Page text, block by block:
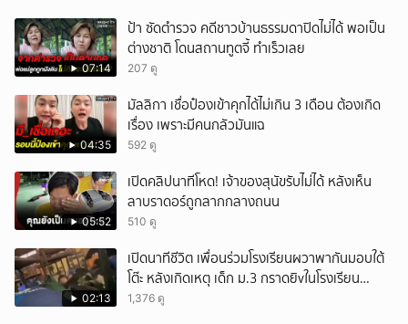
07:14
ป้า ซัดตำรวจ คดีชาวบ้านธรรมดาปิดไม่ได้ พอเป็น
ต่างชาติ โดนสถานทูตจี้ ทำเร็วเลย
207 ดู
04:35
มัลลิกา เชื่อป๋องเข้าคุกได้ไม่เกิน 3 เดือน ต้องเกิด
เรื่อง เพราะมีคนกลัวมันแฉ
592 ดู
05:52
เปิดคลิปนาทีโหด! เจ้าของสุนัขรับไม่ได้ หลังเห็น
ลาบราดอร์ถูกลากกลางถนน
510 ดู
02:13
เปิดนาทีชีวิต เพื่อนร่วมโรงเรียนผวาพากันมอบใต้
โต๊ะ หลังเกิดเหตุ เด็ก ม.3 กราดยิvในโรงเรียน
เทพศิรินทร์นนท์ แบบไม่เลือกหน้า เสียงปืนดังสนั่น
1,376 ดู